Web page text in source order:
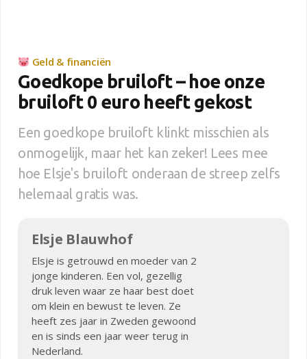
Geld & financiën
Goedkope bruiloft – hoe onze
bruiloft 0 euro heeft gekost
Een goedkope bruiloft klinkt misschien als
onmogelijk, maar het kan zeker! Lees mee
hoe Elsje's bruiloft onderaan de streep zelfs
helemaal gratis was.
Elsje Blauwhof
Elsje is getrouwd en moeder van 2
jonge kinderen. Een vol, gezellig
druk leven waar ze haar best doet
om klein en bewust te leven. Ze
heeft zes jaar in Zweden gewoond
en is sinds een jaar weer terug in
Nederland.